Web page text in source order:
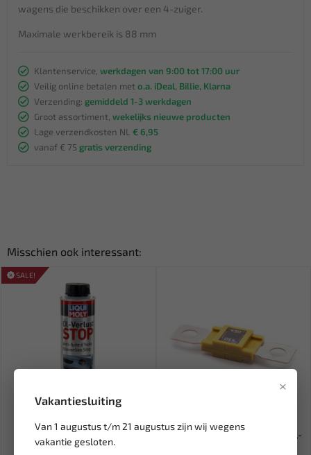
×
Vakantiesluiting
Van 1 augustus t/m 21 augustus zijn wij wegens
vakantie gesloten.
wagens die beschikken over een 4-zuiger.
Maximale werkbereik is 88 mm
Klantenservice, werkdagen van 9:00 tot 17:00 uur
Veilig online betalen met o.a. iDeal, Billie, Klarna
Verzending: gemiddeld 1-3 werkdagen
Groot assortiment, wekelijks nieuwe producten
Lage verzendkosten NL € 6,95
vanaf € 75 gratis verzending
Misschien ook interessant:
SALE!
LIQUI MOLY Olieverlies stop
300 ml LM-1005
Zekering mega 450A (1 st.) BL-